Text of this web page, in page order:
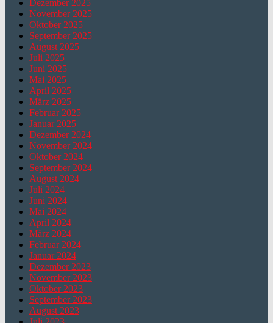
Dezember 2025
November 2025
Oktober 2025
September 2025
August 2025
Juli 2025
Juni 2025
Mai 2025
April 2025
März 2025
Februar 2025
Januar 2025
Dezember 2024
November 2024
Oktober 2024
September 2024
August 2024
Juli 2024
Juni 2024
Mai 2024
April 2024
März 2024
Februar 2024
Januar 2024
Dezember 2023
November 2023
Oktober 2023
September 2023
August 2023